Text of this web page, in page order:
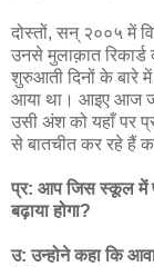
दोस्तों, सन् २००५ में
उनसे मुलाक़ात
शुरुआती दिनों के बारे में
आया था। आइए आज
उसी अंश को यहाँ पर
से बातचीत कर रहे हैं
प्र: आप जिस स्कूल में
बढ़ाया होगा?
उ: उन्होने कहा कि